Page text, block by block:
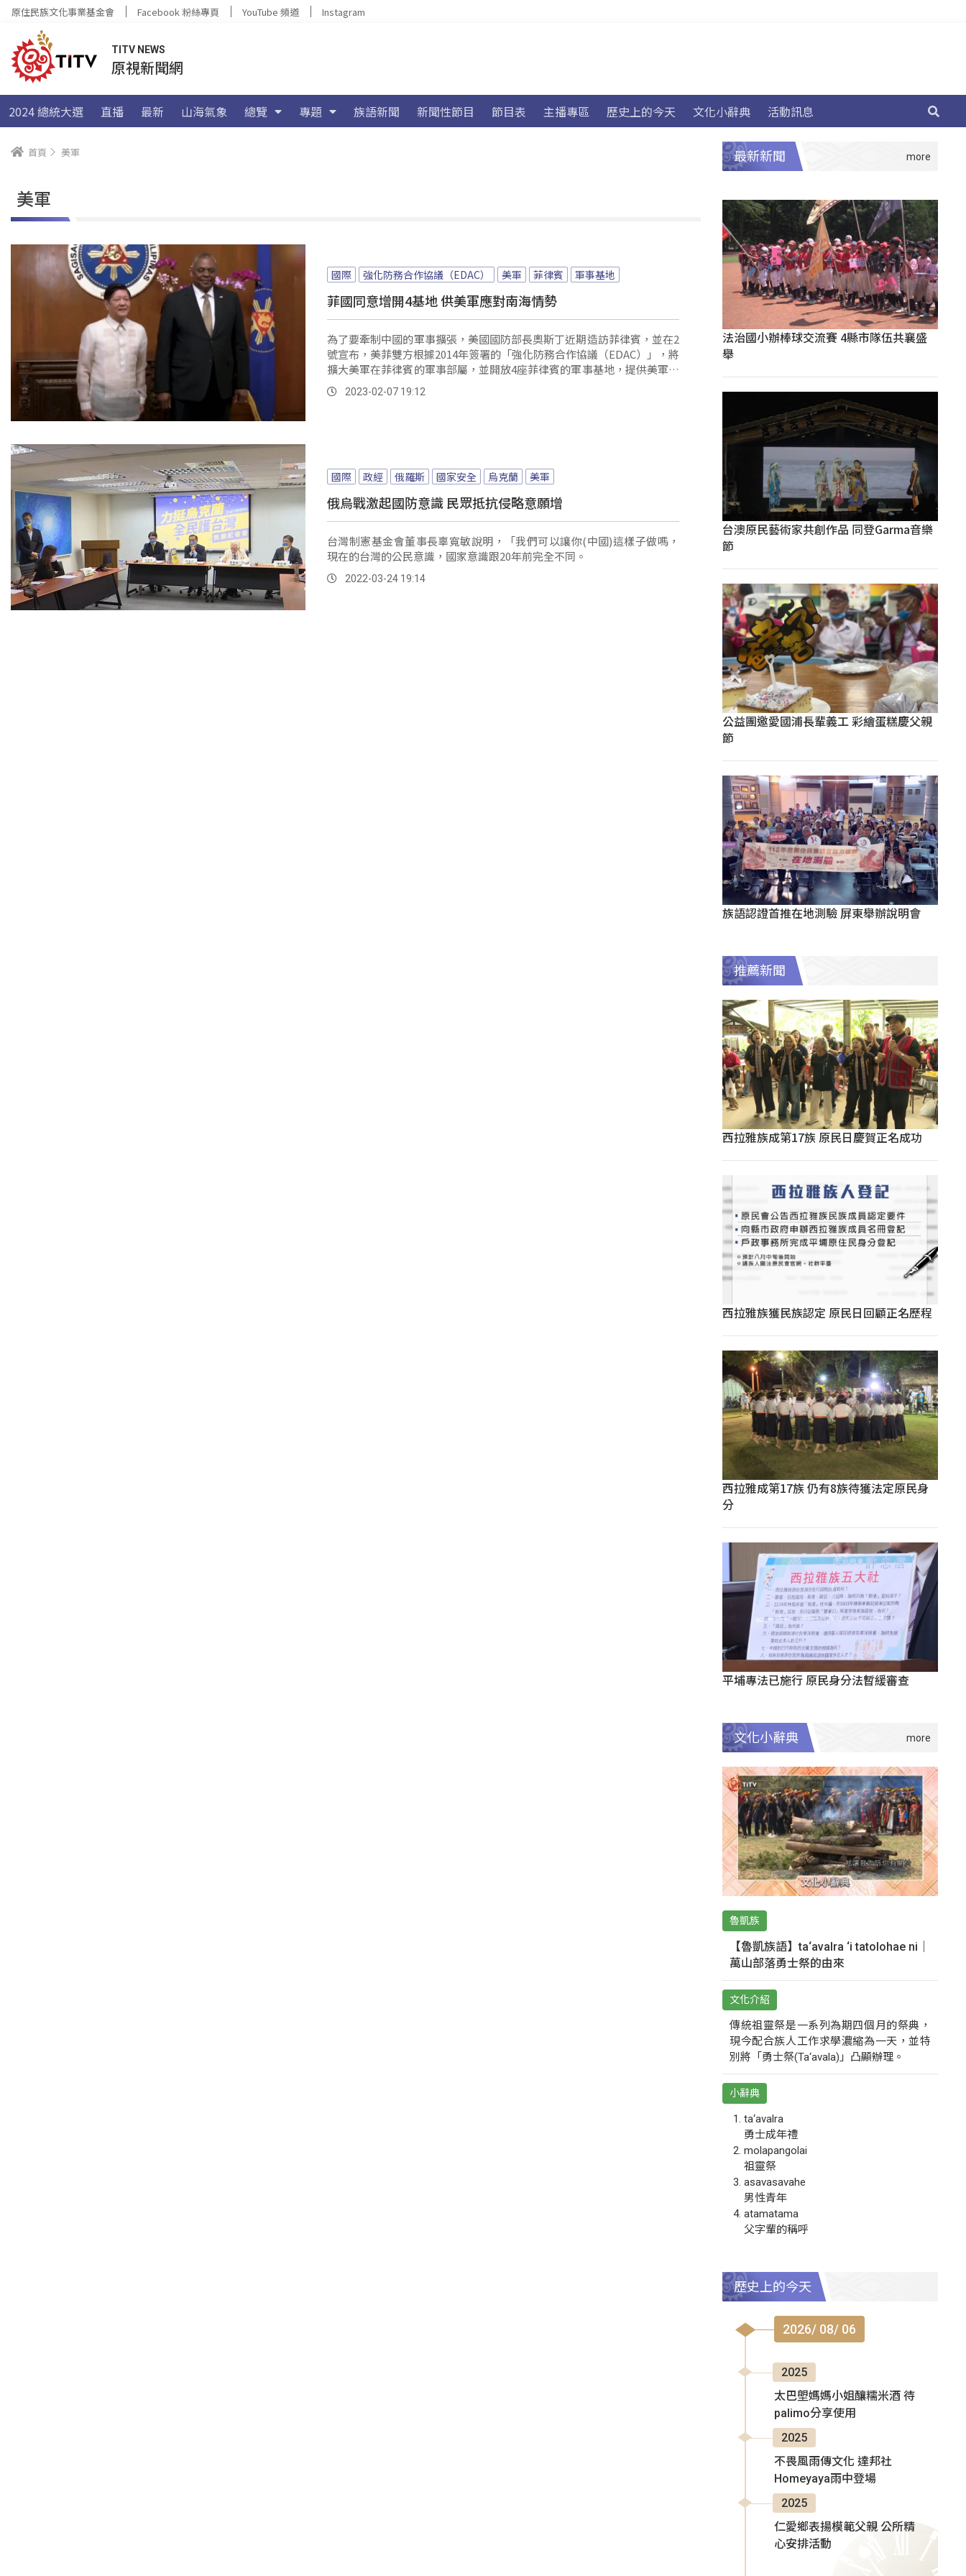
原住民族文化事業基金會 Facebook 粉絲專頁 YouTube 頻道 Instagram
TITV NEWS
原視新聞網
2024 總統大選 直播 最新 山海氣象 總覽 專題 族語新聞 新聞性節目 節目表 主播專區 歷史上的今天 文化小辭典 活動訊息
首頁 美軍
美軍
國際 強化防務合作協議（EDAC） 美軍 菲律賓 軍事基地
菲國同意增開4基地 供美軍應對南海情勢
為了要牽制中國的軍事擴張，美國國防部長奧斯丁近期造訪菲律賓，並在2
號宣布，美菲雙方根據2014年簽署的「強化防務合作協議（EDAC）」，將
擴大美軍在菲律賓的軍事部屬，並開放4座菲律賓的軍事基地，提供美軍使
用，地點可能包括最接近台灣的呂宋島，以及面相南海的巴拉望島。
2023-02-07 19:12
國際 政經 俄羅斯 國家安全 烏克蘭 美軍
俄烏戰激起國防意識 民眾抵抗侵略意願增
台灣制憲基金會董事長辜寬敏說明，「我們可以讓你(中國)這樣子做嗎，
現在的台灣的公民意識，國家意識跟20年前完全不同。
2022-03-24 19:14
最新新聞
法治國小辦棒球交流賽 4縣市隊伍共襄盛
舉
台澳原民藝術家共創作品 同登Garma音樂
節
公益團邀愛國浦長輩義工 彩繪蛋糕慶父親
節
族語認證首推在地測驗 屏東舉辦說明會
推薦新聞
西拉雅族成第17族 原民日慶賀正名成功
西拉雅族獲民族認定 原民日回顧正名歷程
西拉雅成第17族 仍有8族待獲法定原民身
分
平埔專法已施行 原民身分法暫緩審查
文化小辭典
魯凱族
【魯凱族語】ta‘avalra ‘i tatolohae ni｜
萬山部落勇士祭的由來
文化介紹
傳統祖靈祭是一系列為期四個月的祭典，
現今配合族人工作求學濃縮為一天，並特
別將「勇士祭(Ta‘avala)」凸顯辦理。
小辭典
ta‘avalra
勇士成年禮
molapangolai
祖靈祭
asavasavahe
男性青年
atamatama
父字輩的稱呼
歷史上的今天
2026/ 08/ 06
2025
太巴塱媽媽小姐釀糯米酒 待
palimo分享使用
2025
不畏風雨傳文化 達邦社
Homeyaya雨中登場
2025
仁愛鄉表揚模範父親 公所精
心安排活動